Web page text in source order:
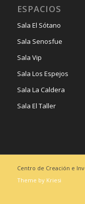
ESPACIOS
Sala El Sótano
Sala Senosfue
Sala Vip
Sala Los Espejos
Sala La Caldera
Sala El Taller
Centro de Creación e
Theme by Kriesi